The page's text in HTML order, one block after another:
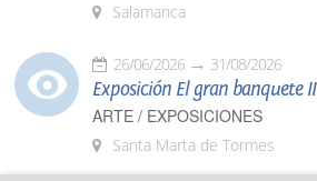
Salamanca
26/06/2026 31/08/2026
Exposición El gran banquete II
ARTE / EXPOSICIONES
Santa Marta de Tormes